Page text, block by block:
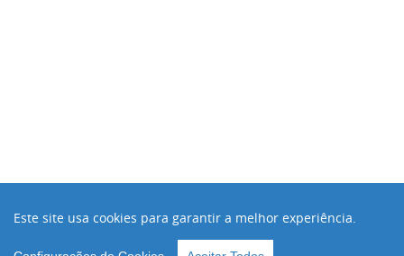
Este site usa cookies para garantir a melhor experiência.